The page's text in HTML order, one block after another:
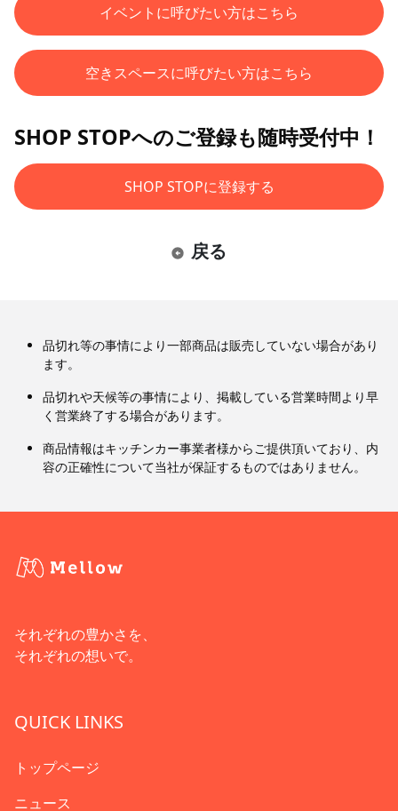
イベントに呼びたい方はこちら
空きスペースに呼びたい方はこちら
SHOP STOPへのご登録も随時受付中！
SHOP STOPに登録する
戻る
品切れ等の事情により一部商品は販売していない場合があり
ます。
品切れや天候等の事情により、掲載している営業時間より早
く営業終了する場合があります。
商品情報はキッチンカー事業者様からご提供頂いており、内
容の正確性について当社が保証するものではありません。
それぞれの豊かさを、
それぞれの想いで。
QUICK LINKS
トップページ
ニュース